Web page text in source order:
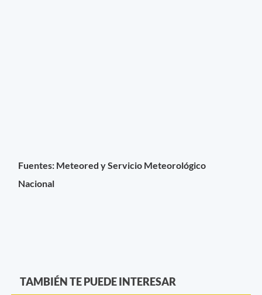
Fuentes: Meteored y Servicio Meteorológico
Nacional
TAMBIÉN TE PUEDE INTERESAR